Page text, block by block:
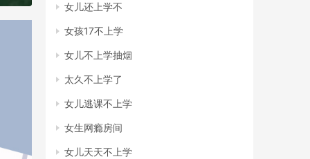
女儿还上学不
女孩17不上学
女儿不上学抽烟
太久不上学了
女儿逃课不上学
女生网瘾房间
女儿天天不上学